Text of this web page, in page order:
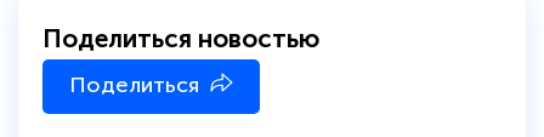
Поделиться новостью
Поделиться